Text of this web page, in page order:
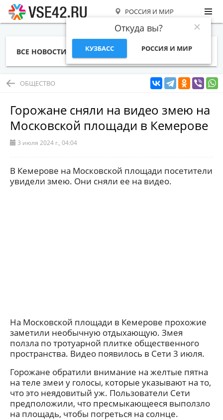
РОССИЯ И МИР
Откуда вы?
КУЗБАСС РОССИЯ И МИР
ВСЕ НОВОСТИ СТАТЬИ ТЕМЫ ФОТО
ОБЩЕСТВО
Горожане сняли на видео змею на
Московской площади в Кемерове
3 июля 2024 г., 04:04
В Кемерове на Московской площади посетители
увидели змею. Они сняли ее на видео.
На Московской площади в Кемерове прохожие
заметили необычную отдыхающую. Змея
ползла по тротуарной плитке общественного
пространства. Видео появилось в Сети 3 июля.
Горожане обратили внимание на желтые пятна
на теле змеи у голосы, которые указывают на то,
что это неядовитый уж. Пользователи Сети
предположили, что пресмыкающееся выползло
на площадь, чтобы погреться на солнце.